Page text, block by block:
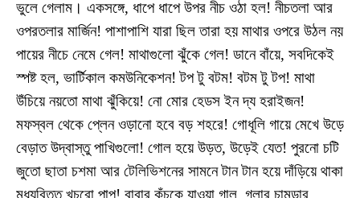
ভুলে গেলাম। একসঙ্গে, ধাপে ধাপে উপর নীচ ওঠা হল! নীচতলা আর
ওপরতলার মার্জিন! পাশাপাশি যারা ছিল তারা হয় মাথার ওপরে উঠল নয়
পায়ের নীচে নেমে গেল! মাথাগুলো ঝুঁকে গেল! ডানে বাঁয়ে, সবদিকেই
স্পষ্ট হল, ভার্টিকাল কমউনিকেশন! টপ টু বটম! বটম টু টপ! মাথা
উঁচিয়ে নয়তো মাথা ঝুঁকিয়ে! নো মোর হেডস ইন দ্য হরাইজন!
মফস্বল থেকে প্লেন ওড়ানো হবে বড় শহরে! গোধূলি গায়ে মেখে উড়ে
বেড়াত উদ্বাস্তু পাখিগুলো! গোল হয়ে উড়ত, উড়েই যেত! পুরনো চটি
জুতো ছাতা চশমা আর টেলিভিশনের সামনে টান টান হয়ে দাঁড়িয়ে থাকা
মধ্যবিত্ত খুচরো পাপ! বাবার কুঁচকে যাওয়া গাল, গলার চামড়ার